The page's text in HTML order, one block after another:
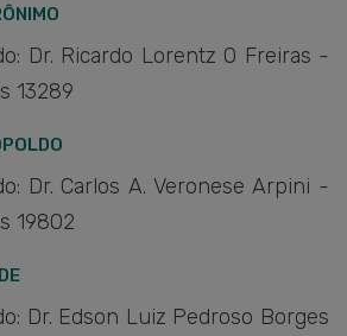
Dr. Ricardo Lorentz O Freiras -
13289
Dr. Carlos A. Veronese Arpini -
19802
Dr. Edson Luiz Pedroso Borges